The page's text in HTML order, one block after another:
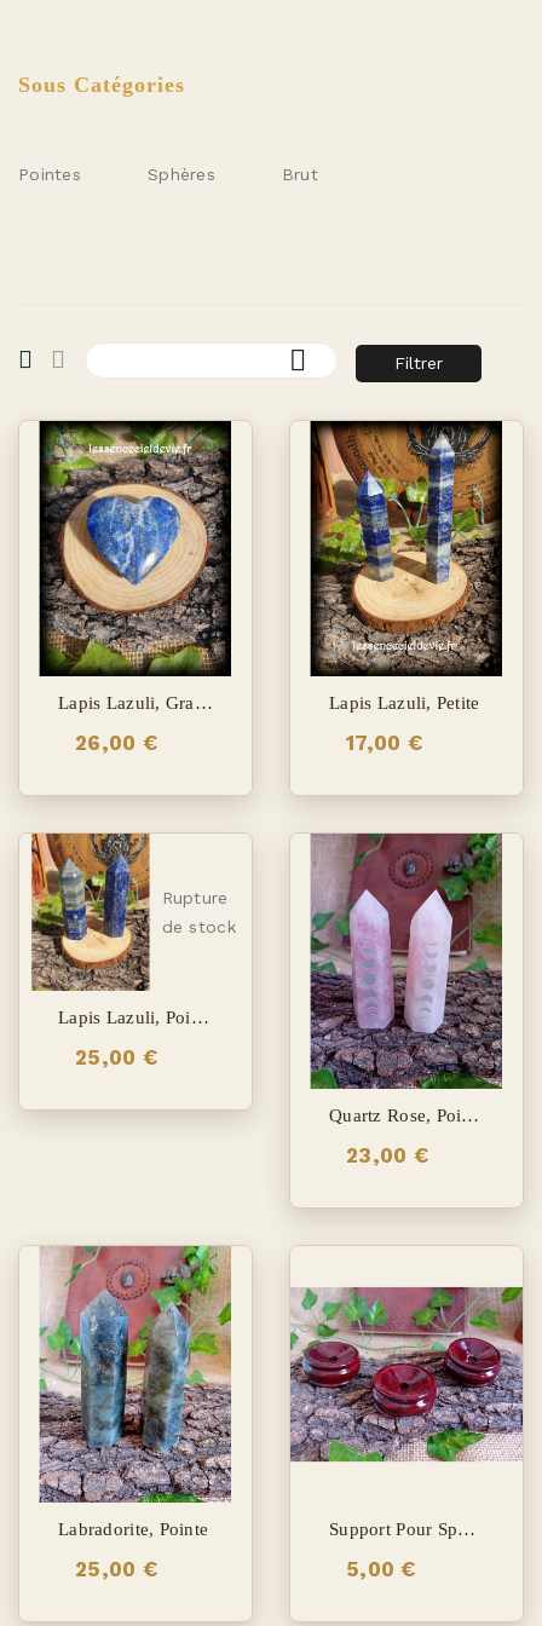
Sous Catégories
Pointes Sphères Brut
 Filtrer
Lapis Lazuli, Grand Coeur
26,00 €
Lapis Lazuli, Petite
17,00 €
Rupture
de stock
Lapis Lazuli, Pointe Moyenne
25,00 €
Quartz Rose, Pointe Phase Lunaire
23,00 €
Labradorite, Pointe
25,00 €
Support Pour Sphère
5,00 €